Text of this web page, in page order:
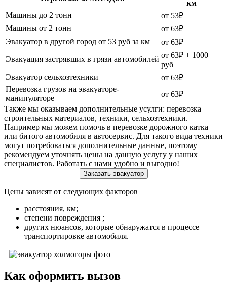
км
Машины до 2 тонн
от 53₽
Машины от 2 тонн
от 63₽
Эвакуатор в другой город от 53 руб за км
от 63₽
Эвакуация застрявших в грязи автомобилей от 63₽ + 1000
руб
Эвакуатор сельхозтехники
от 63₽
Перевозка грузов на эвакуаторе-
манипуляторе
от 63₽
Также мы оказываем дополнительные усулги: перевозка
строительных материалов, техники, сельхозтехники.
Например мы можем помочь в перевозке дорожного катка
или битого автомобиля в автосервис. Для такого вида техники
могут потребоваться дополнительные данные, поэтому
рекомендуем уточнять цены на данную услугу у наших
специалистов. Работать с нами удобно и выгодно!
Заказать эвакуатор
Цены зависят от следующих факторов
расстояния, км;
степени повреждения ;
других нюансов, которые обнаружатся в процессе
транспортировке автомобиля.
Как оформить вызов